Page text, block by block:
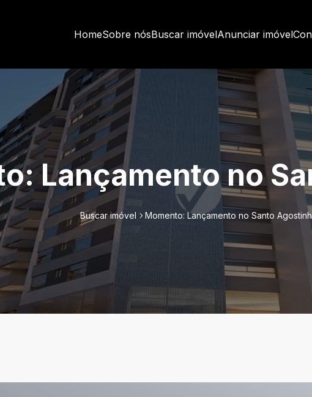
HomeSobre nósBuscar imóvelAnunciar imóvel
Lançamento no
Buscar imóvel Momento: Lançamento no Santo